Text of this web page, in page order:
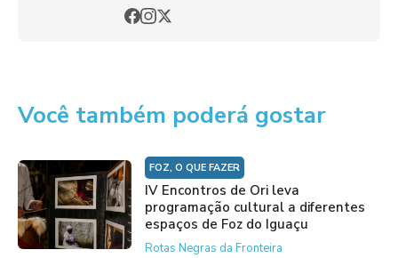
Você também poderá gostar
FOZ, O QUE FAZER
IV Encontros de Ori leva
programação cultural a diferentes
espaços de Foz do Iguaçu
Rotas Negras da Fronteira